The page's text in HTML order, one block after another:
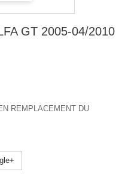
GT 2005-04/2010
REMPLACEMENT DU